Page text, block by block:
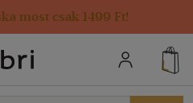
most csak 1499 Ft!
adatai